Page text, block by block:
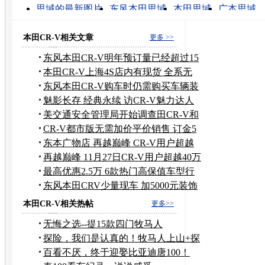
转发至：
思域的最新图片 东风本田思域 本田思域
广本思域
东风本田思域发动机
思域节气门
更多 >>
本田CR-V相关文章
东风本田CR-V明年预订量已经超过15
万辆
本田CR-V上海4S店内有现货 全系无
优惠
东风本田CR-V购车时仍需购买车辆装
饰
魅影长存 经典永续 访CR-V魅力达人
周珊
美交通安全管理局开始调查田CR-V和
远舰
CR-V都市版无需加价平价销售 订金5
千元
东本广物店 再越巅峰 CR-V用户超越
40万
再越巅峰 11月27日CR-V用户超越40万
最高优惠2.5万 6款热门高保值车型行
情
东风本田CRV少量现车 加5000元装饰
提车
更多>>
本田CR-V相关热帖
无悔之选--提15款四门牧马人
探险，我们是认真的！牧马人上山+探
险
百看不厌，终于迎娶比亚迪唐100！